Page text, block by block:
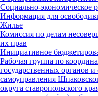
Социально-экономическое
Информация для
Жилье
Комиссия по делам
их прав
Инициативное
Рабочая группа по
государственных органов
самоуправления
округа ставропольского